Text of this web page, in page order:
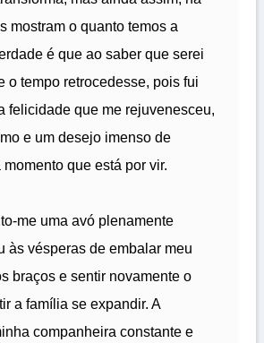
mostram o quanto temos a
é que ao saber que serei
o tempo retrocedesse, pois fui
felicidade que me rejuvenesceu,
e um desejo imenso de
que está por vir.
me uma avó plenamente
às vésperas de embalar meu
braços e sentir novamente o
a família se expandir. A
companheira constante e